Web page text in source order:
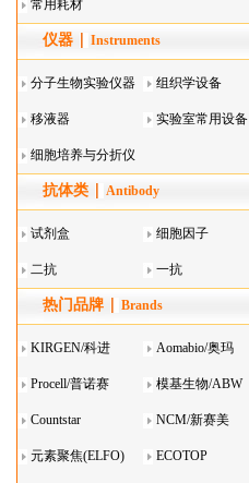
常用耗材
仪器 Instruments
分子生物实验仪器 组织学设备
移液器 实验室常用设备
细胞培养与分折仪
器叠
抗体类 Antibody
试剂盒 细胞因子
二抗 一抗
热门品牌 Brands
KIRGEN/科进 Aomabio/奥玛
Procell/普诺赛 模基生物/ABW
Countstar NCM/新赛美
元素聚焦(ELFO) ECOTOP